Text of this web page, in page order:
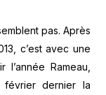
pas. Après
c’est avec une
l’année Rameau,
février dernier la